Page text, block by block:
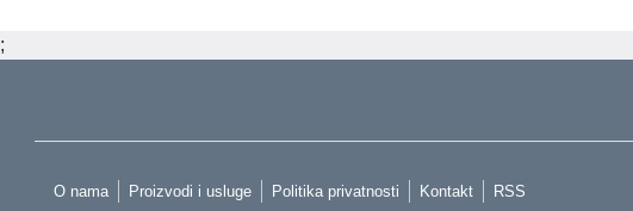
;
O nama Proizvodi i usluge Politika privatnosti Kontakt RSS